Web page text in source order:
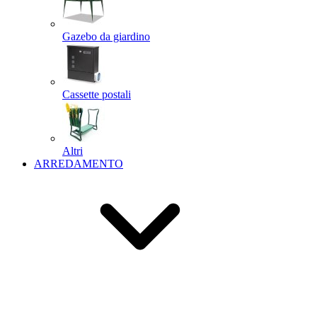
Gazebo da giardino
Cassette postali
Altri
ARREDAMENTO